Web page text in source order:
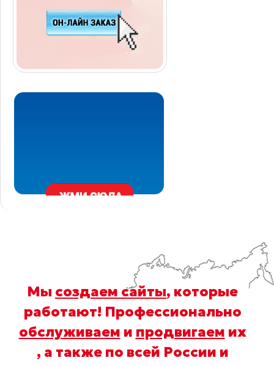
Мы создаем сайты, которые
работают! Профессионально
обслуживаем и продвигаем их
, а также по всей России и